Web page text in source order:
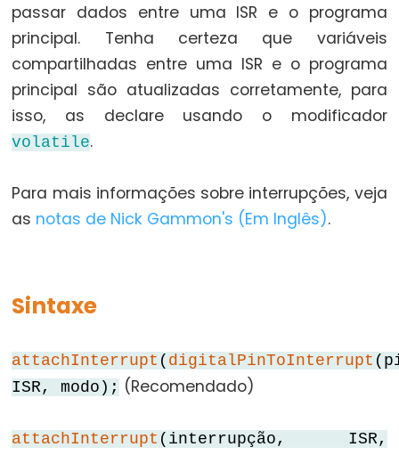
Serial.end()
Serial.find()
Serial.findUntil()
Serial.flush()
Serial.getTimeout()
if(Serial)
Serial.parseInt()
Serial.peek()
Serial.read()
Serial.readBytesUntil()
Serial.readString()
serialEvent()
passar dados entre uma ISR e o programa
principal. Tenha certeza que variáveis
compartilhadas entre uma ISR e o programa
principal são atualizadas corretamente, para
isso, as declare usando o modificador
volatile.
Para mais informações sobre interrupções, veja
as notas de Nick Gammon's (Em Inglês).
Sintaxe
attachInterrupt ( digitalPinToInterrupt
ISR, modo); (Recomendado)
attachInterrupt (interrupção, ISR,